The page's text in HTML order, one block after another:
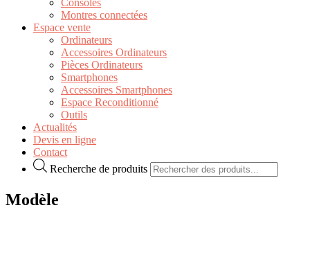
Consoles
Montres connectées
Espace vente
Ordinateurs
Accessoires Ordinateurs
Pièces Ordinateurs
Smartphones
Accessoires Smartphones
Espace Reconditionné
Outils
Actualités
Devis en ligne
Contact
Recherche de produits
Modèle